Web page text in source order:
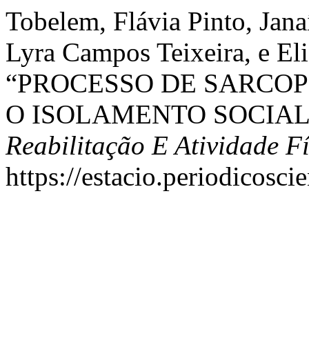
Tobelem, Flávia Pinto,
Lyra Campos Teixeira, e
“PROCESSO DE
O ISOLAMENTO
Reabilitação E Atividade
https://